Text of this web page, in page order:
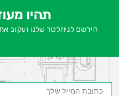
תהיו
הירשם לניוזלטר שלנו ועקוב